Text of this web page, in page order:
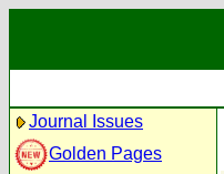
Journal Issues
Golden Pages